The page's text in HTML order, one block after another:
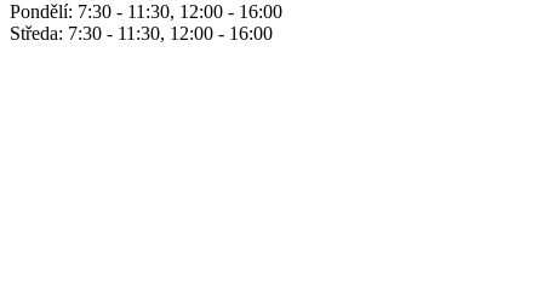
Pondělí: 7:30 - 11:30, 12:00 - 16:00
Středa: 7:30 - 11:30, 12:00 - 16:00